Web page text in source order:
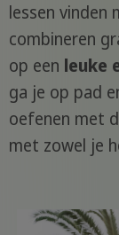
lessen vinden
combineren
op een leuke
ga je op pad
oefenen met
met zowel je